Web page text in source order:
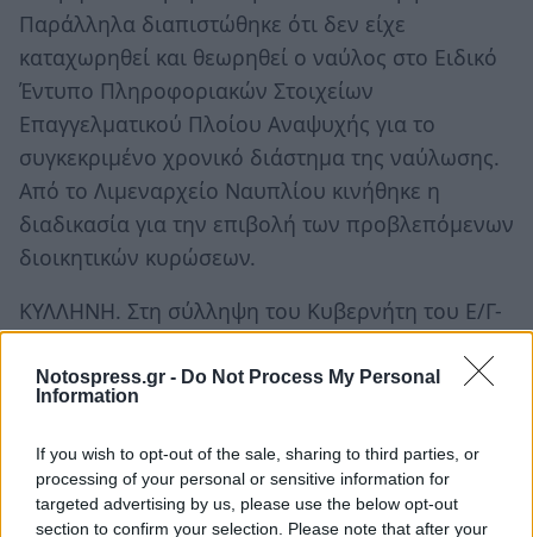
Notospress.gr - Do Not Process My Personal
Information
If you wish to opt-out of the sale, sharing to third parties, or
processing of your personal or sensitive information for
targeted advertising by us, please use the below opt-out
section to confirm your selection. Please note that after your
Παράλληλα διαπιστώθηκε ότι δεν είχε
καταχωρηθεί και θεωρηθεί ο ναύλος στο Ειδικό
Έντυπο Πληροφοριακών Στοιχείων
Επαγγελματικού Πλοίου Αναψυχής για το
συγκεκριμένο χρονικό διάστημα της ναύλωσης.
Από το Λιμεναρχείο Ναυπλίου κινήθηκε η
διαδικασία για την επιβολή των προβλεπόμενων
διοικητικών κυρώσεων.
ΚΥΛΛΗΝΗ. Στη σύλληψη του Κυβερνήτη του Ε/Γ-
προέβησαν, πρωινές 24/9/19, στελέχη του
Λιμεναρχείου Κυλλήνης διότι εντοπίστηκε να
εκτελεί μεταφορά επιβατών από το λιμένα
Ζακύνθου προς το λιμένα Κυλλήνης, χωρίς το
σκάφος να πληρεί τις νόμιμες προϋποθέσεις για